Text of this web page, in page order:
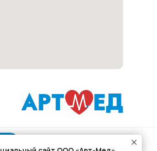
Подписывайся